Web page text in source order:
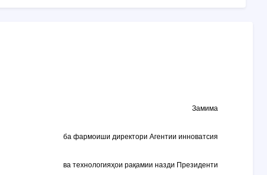
Замима
ба фармоиши директори Агентии инноватсия
ва технологияҳои рақамии назди Президенти